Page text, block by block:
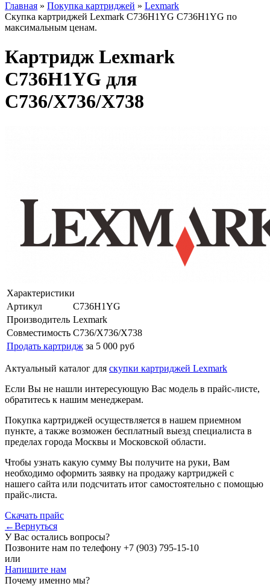
Главная » Покупка картриджей » Lexmark
Скупка картриджей Lexmark C736H1YG C736H1YG по
максимальным ценам.
Картридж Lexmark
C736H1YG для
C736/X736/X738
Характеристики
Артикул
C736H1YG
Производитель Lexmark
Совместимость C736/X736/X738
Продать картридж за 5 000 руб
Актуальный каталог для скупки картриджей Lexmark
Если Вы не нашли интересующую Вас модель в прайс-листе,
обратитесь к нашим менеджерам.
Покупка картриджей осуществляется в нашем приемном
пункте, а также возможен бесплатный выезд специалиста в
пределах города Москвы и Московской области.
Чтобы узнать какую сумму Вы получите на руки, Вам
необходимо оформить заявку на продажу картриджей с
нашего сайта или подсчитать итог самостоятельно с помощью
прайс-листа.
Скачать прайс
←Вернуться
У Вас остались вопросы?
Позвоните нам по телефону +7 (903) 795-15-10
или
Напишите нам
Почему именно мы?